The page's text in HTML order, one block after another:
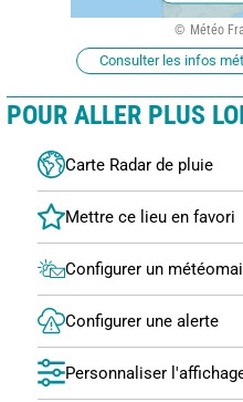
Météo
Consulter les infos
POUR ALLER PLUS
Carte Radar de pluie
Configurer un météomail
Configurer une alerte
Personnaliser